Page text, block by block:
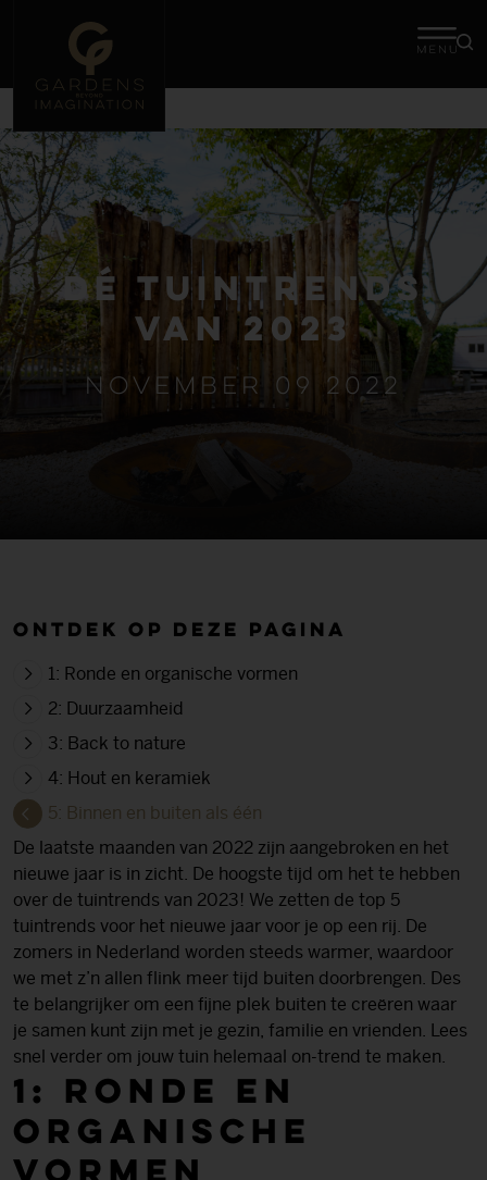
Dé tuintrends
van 2023
november 09 2022
De laatste maanden van 2022 zijn aangebroken en het
nieuwe jaar is in zicht. De hoogste tijd om het te hebben
over de tuintrends van 2023! We zetten de top 5
tuintrends voor het nieuwe jaar voor je op een rij. De
zomers in Nederland worden steeds warmer, waardoor
we met z’n allen flink meer tijd buiten doorbrengen. Des
te belangrijker om een fijne plek buiten te creëren waar
je samen kunt zijn met je gezin, familie en vrienden. Lees
snel verder om jouw tuin helemaal on-trend te maken.
1: Ronde en
organische
vormen
Ontdek op deze pagina
1: Ronde en organische vormen
2: Duurzaamheid
3: Back to nature
4: Hout en keramiek
5: Binnen en buiten als één